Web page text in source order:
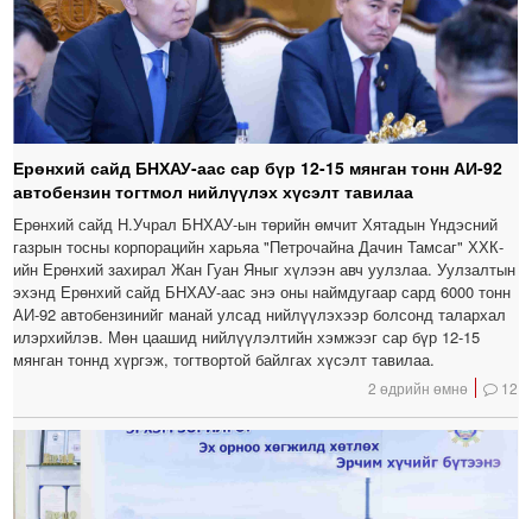
Ерөнхий сайд БНХАУ-аас сар бүр 12-15 мянган тонн АИ-92
автобензин тогтмол нийлүүлэх хүсэлт тавилаа
Ерөнхий сайд Н.Учрал БНХАУ-ын төрийн өмчит Хятадын Үндэсний
газрын тосны корпорацийн харьяа "Петрочайна Дачин Тамсаг" ХХК-
ийн Ерөнхий захирал Жан Гуан Яныг хүлээн авч уулзлаа. Уулзалтын
эхэнд Ерөнхий сайд БНХАУ-аас энэ оны наймдугаар сард 6000 тонн
АИ-92 автобензинийг манай улсад нийлүүлэхээр болсонд талархал
илэрхийлэв. Мөн цаашид нийлүүлэлтийн хэмжээг сар бүр 12-15
мянган тоннд хүргэж, тогтвортой байлгах хүсэлт тавилаа.
2 өдрийн өмнө 12